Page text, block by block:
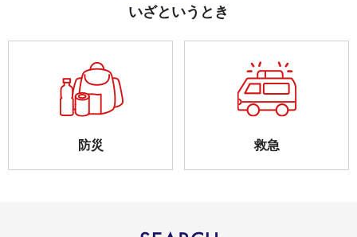
いざというとき
防災 救急